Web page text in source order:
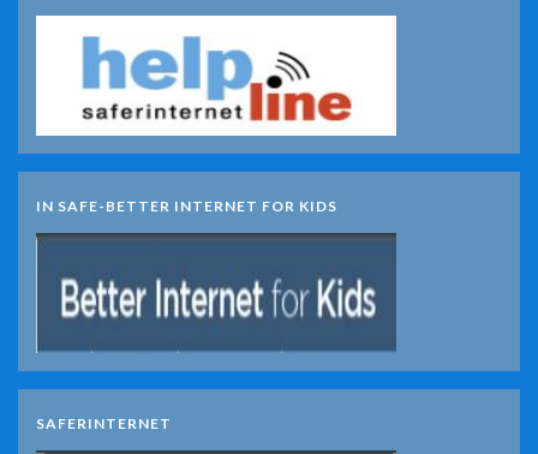
IN SAFE-BETTER INTERNET FOR KIDS
SAFERINTERNET